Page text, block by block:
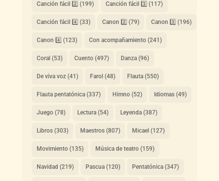
Canción fácil 2️⃣ (199) Canción fácil 3️⃣ (117)
Canción fácil 4️⃣ (33) Canon 2️⃣ (79) Canon 3️⃣ (196)
Canon 4️⃣ (123) Con acompañamiento(241)
Coral (53) Cuento(497) Danza(96)
De viva voz(41) Farol (48) Flauta(550)
Flauta pentatónica(337) Himno(52) Idiomas(49)
Juego(78) Lectura(54) Leyenda(387)
Libros(303) Maestros(807) Micael (127)
Movimiento(135) Música de teatro(159)
Navidad (219) Pascua(120) Pentatónica(347)